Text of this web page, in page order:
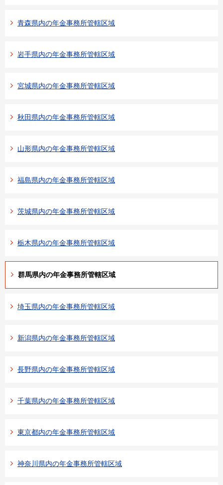
青森県内の年金事務所管轄区域
岩手県内の年金事務所管轄区域
宮城県内の年金事務所管轄区域
秋田県内の年金事務所管轄区域
山形県内の年金事務所管轄区域
福島県内の年金事務所管轄区域
茨城県内の年金事務所管轄区域
栃木県内の年金事務所管轄区域
群馬県内の年金事務所管轄区域
埼玉県内の年金事務所管轄区域
新潟県内の年金事務所管轄区域
長野県内の年金事務所管轄区域
千葉県内の年金事務所管轄区域
東京都内の年金事務所管轄区域
神奈川県内の年金事務所管轄区域